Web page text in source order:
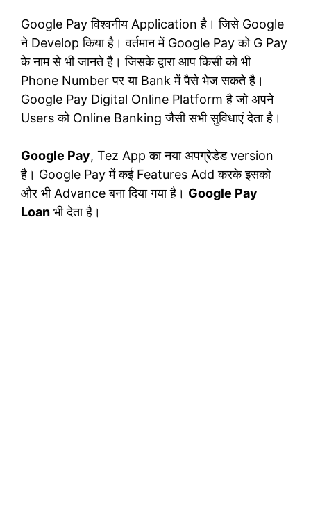
Google Pay विश्वनीय Application है। जिसे Google
ने Develop किया है। वर्तमान में Google Pay को G Pay
के नाम से भी जानते है। जिसके द्वारा आप किसी को भी
Phone Number पर या Bank में पैसे भेज सकते है।
Google Pay Digital Online Platform है जो अपने
Users को Online Banking जैसी सभी सुविधाएं देता है।
Google Pay, Tez App का नया अपग्रेडेड version
है। Google Pay में कई Features Add करके इसको
और भी Advance बना दिया गया है। Google Pay
Loan भी देता है।